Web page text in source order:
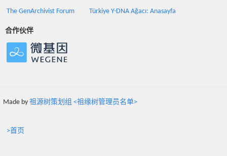
The GenArchivist Forum Türkiye Y-DNA Ağacı: Anasayfa
合作伙伴
Made by 祖源树策划组 <祖缘树管理员名单>
>首页